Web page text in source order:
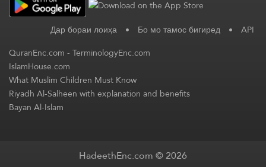
Дар бораи лоиҳа • Бо мо тамос бигиред • API
QuranEnc.com-TerminologyEnc.com
IslamHouse.com
What Muslim Children Must Know
Riyadh Al-Salheen with explanation and benefits
Bayan Al-Islam
HadeethEnc.com © 2026